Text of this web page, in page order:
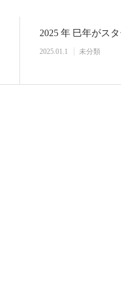
2025 年 巳年がス
2025.01.1 未分類